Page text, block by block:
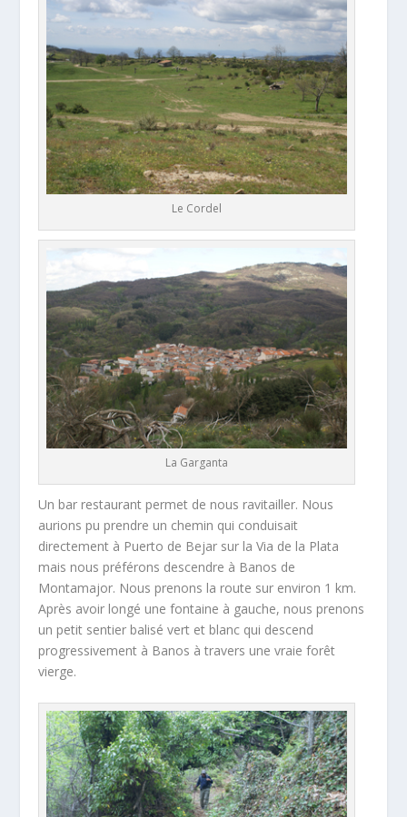
Le Cordel
La Garganta
Un bar restaurant permet de nous ravitailler. Nous
aurions pu prendre un chemin qui conduisait
directement à Puerto de Bejar sur la Via de la Plata
mais nous préférons descendre à Banos de
Montamajor. Nous prenons la route sur environ 1 km.
Après avoir longé une fontaine à gauche, nous prenons
un petit sentier balisé vert et blanc qui descend
progressivement à Banos à travers une vraie forêt
vierge.